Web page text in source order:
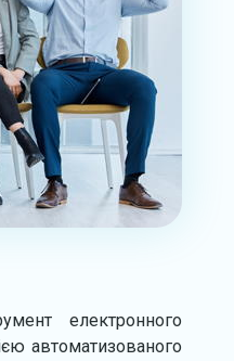
електронного
автоматизованого